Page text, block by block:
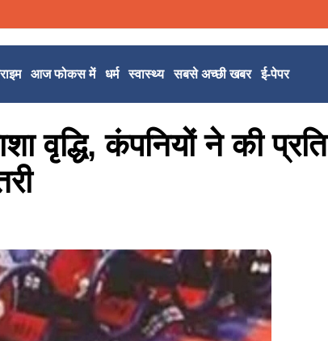
आज फोकस में धर्म स्वास्थ्य सबसे अच्छी खबर ई-पेपर
वृद्धि, कंपनियों ने की प्रति